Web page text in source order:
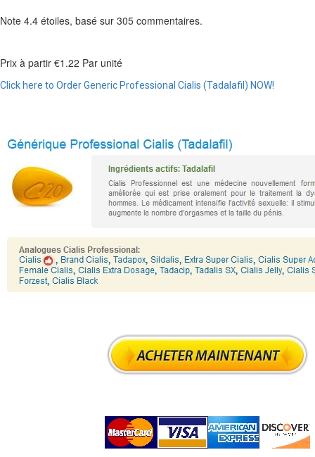
Note 4.4 étoiles, basé sur 305 commentaires.
Prix à partir €1.22 Par unité
Click here to Order Generic Professional Cialis (Tadalafil) NOW!